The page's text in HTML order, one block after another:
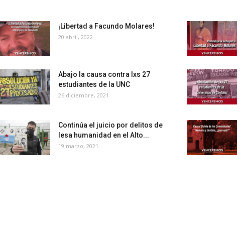
¡Libertad a Facundo Molares!
20 abril, 2022
Abajo la causa contra lxs 27
estudiantes de la UNC
26 diciembre, 2021
Continúa el juicio por delitos de
lesa humanidad en el Alto...
19 marzo, 2021